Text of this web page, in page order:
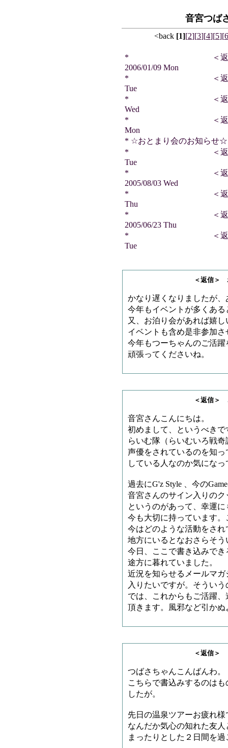
音宮つば
<back [1][2][3][4][5][6
* ＜返信＞ ボス
2006/01/09 Mon
* ＜返信＞ ごっち
Tue
* ＜返信＞ Ｄ！Ｄ
Wed
* ＜返信＞ 豚雲海
Mon
* ☆おとまり会のお知らせ☆
* ＜返信＞ 豚雲海
Tue
* ＜返信＞ ボス
2005/08/03 Wed
* ＜返信＞ 豚雲海
Thu
* ＜返信＞ ボス
2005/06/23 Thu
* ＜返信＞ ボス
Tue
＜返信＞ ボスの子
かなり遅くなりましたが
今年もイベントが多くあ
又、お泊り会があれば嬉
イベントも含め是非参加
今年もつーちゃんのご活
頑張ってくださいね。
＜返信＞ ごっちさ
音宮さんこんにちは。
初めまして、というべき
らいむ隊（らいむいろ戦
声優をされているのを知
している人なのか気にな
過去にG'z Style 、今の
音宮さんのサイン入りの
というのがあって、幸運
今も大切に持っています
今はどのような活動をさ
地方にいるとなおさらそ
今日、ここで書き込みで
途方に暮れていました。
近況を知らせるメールマ
入りたいですが。そうい
では、これからもご活躍
頂きます。風邪など引か
＜返信＞ Ｄ！Ｄさ
つばさちゃんこんばんわ。
こちらで書込みするのは
したが。
先日の温泉ツアーお疲れ
なんだか気心の知れた友
まったりとした２日間を